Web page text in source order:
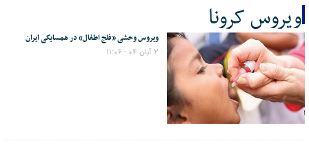
ویروس کرونا
کل اخبار:68 ویروس وحشی «فلج اطفال» در همسایگی ایران
۲ آبان ۰۴ - ۱۱:۰۶